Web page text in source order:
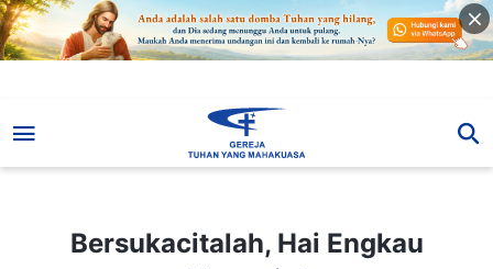
Bersukacitalah, Hai Engkau Manusia!
Bersukacitalah, Hai Engkau